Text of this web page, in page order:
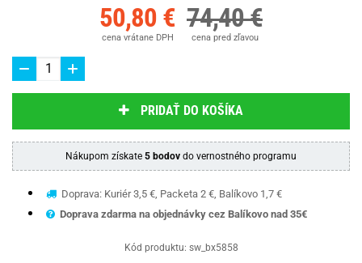
50,80 €
cena vrátane DPH
74,40 €
cena pred zľavou
PRIDAŤ DO KOŠÍKA
Nákupom získate 5 bodov do vernostného programu
Doprava: Kuriér 3,5 €, Packeta 2 €, Balíkovo 1,7 €
Doprava zdarma na objednávky cez Balíkovo nad 35€
Kód produktu: sw_bx5858